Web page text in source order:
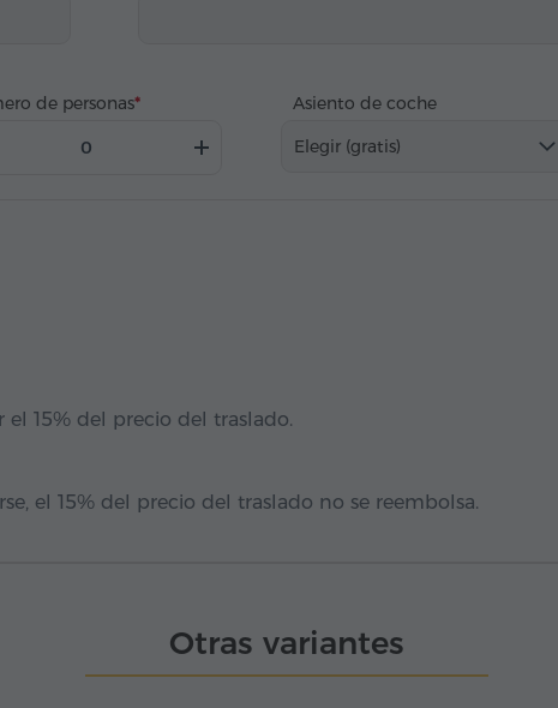
de personas
Asiento de coche
Elegir (gratis)
el 15% del precio del traslado.
el 15% del precio del traslado no se reembolsa.
Otras variantes